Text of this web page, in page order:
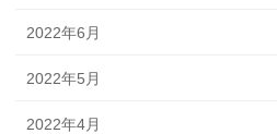
2022年6月
2022年5月
2022年4月